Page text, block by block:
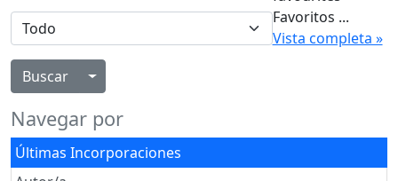
Alternar menú desplegable
Favoritos ...
Vista completa »
Navegar por
Últimas Incorporaciones